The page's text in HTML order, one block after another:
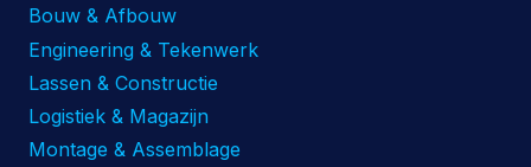
Bouw & Afbouw
Engineering & Tekenwerk
Lassen & Constructie
Logistiek & Magazijn
Montage & Assemblage